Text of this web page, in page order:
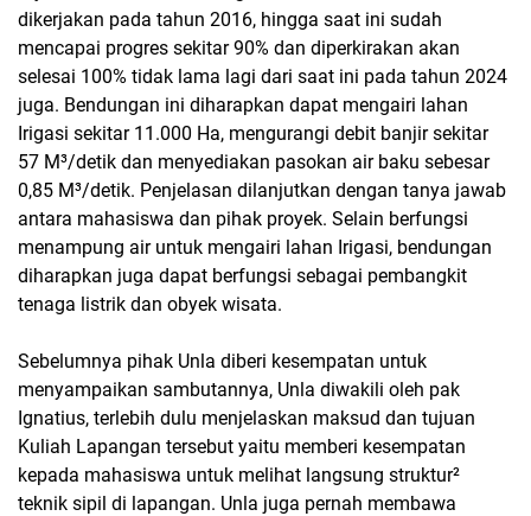
dikerjakan pada tahun 2016, hingga saat ini sudah
mencapai progres sekitar 90% dan diperkirakan akan
selesai 100% tidak lama lagi dari saat ini pada tahun 2024
juga. Bendungan ini diharapkan dapat mengairi lahan
Irigasi sekitar 11.000 Ha, mengurangi debit banjir sekitar
57 M³/detik dan menyediakan pasokan air baku sebesar
0,85 M³/detik. Penjelasan dilanjutkan dengan tanya jawab
antara mahasiswa dan pihak proyek. Selain berfungsi
menampung air untuk mengairi lahan Irigasi, bendungan
diharapkan juga dapat berfungsi sebagai pembangkit
tenaga listrik dan obyek wisata.
Sebelumnya pihak Unla diberi kesempatan untuk
menyampaikan sambutannya, Unla diwakili oleh pak
Ignatius, terlebih dulu menjelaskan maksud dan tujuan
Kuliah Lapangan tersebut yaitu memberi kesempatan
kepada mahasiswa untuk melihat langsung struktur²
teknik sipil di lapangan. Unla juga pernah membawa